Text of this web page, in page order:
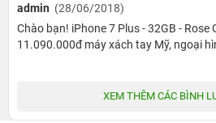
admin (28/06/2018)
Chào bạn! iPhone 7 Plus - 32GB - Rose
11.090.000đ máy xách tay Mỹ, ngoại
XEM THÊM CÁC BÌNH